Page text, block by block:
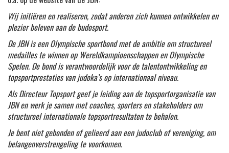
Wij initiëren en realiseren, zodat anderen zich kunnen ontwikkelen en
plezier beleven aan de budosport.
De JBN is een Olympische sportbond met de ambitie om structureel
medailles te winnen op Wereldkampioenschappen en Olympische
Spelen. De bond is verantwoordelijk voor de talentontwikkeling en
topsportprestaties van judoka’s op internationaal niveau.
Als Directeur Topsport geef je leiding aan de topsportorganisatie van
JBN en werk je samen met coaches, sporters en stakeholders om
structureel internationale topsportresultaten te behalen.
Je bent niet gebonden of gelieerd aan een judoclub of vereniging, om
belangenverstrengeling te voorkomen.